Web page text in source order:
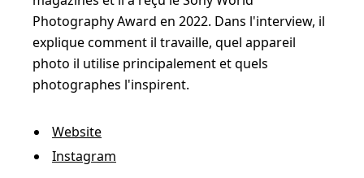
Photography Award en 2022. Dans l'interview, il
explique comment il travaille, quel appareil
photo il utilise principalement et quels
photographes l'inspirent.
Website
Instagram